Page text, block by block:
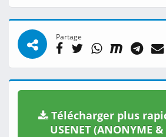
Partage
Télécharger plus
USENET (ANONYME